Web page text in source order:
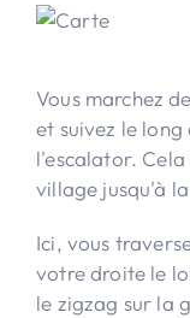
Vous marchez
et suivez le long
l'escalator. Cela
village jusqu'à
Ici, vous
votre droite le
le zigzag sur la